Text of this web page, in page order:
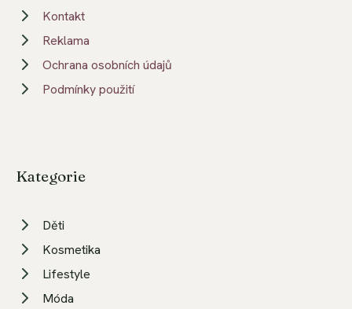
Kontakt
Reklama
Ochrana osobních údajů
Podmínky použití
Kategorie
Děti
Kosmetika
Lifestyle
Móda